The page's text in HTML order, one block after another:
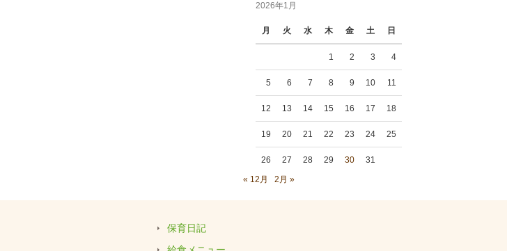
2026年1月
月 火 水 木 金 土 日
1 2 3 4
5 6 7 8 9 10 11
12 13 14 15 16 17 18
19 20 21 22 23 24 25
26 27 28 29 30
31
« 12月
2月 »
保育日記